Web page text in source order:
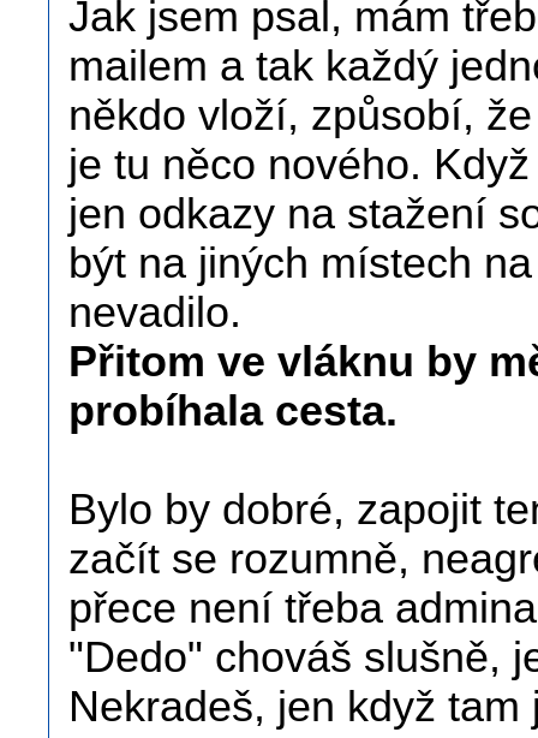
Jak jsem psal, mám
mailem a tak každý
někdo vloží, způsobí,
je tu něco nového.
jen odkazy na stažení
být na jiných místech
nevadilo.
Přitom ve vláknu by
probíhala cesta.
Bylo by dobré, zapojit
začít se rozumně,
přece není třeba
"Dedo" chováš slušně,
Nekradeš, jen když tam